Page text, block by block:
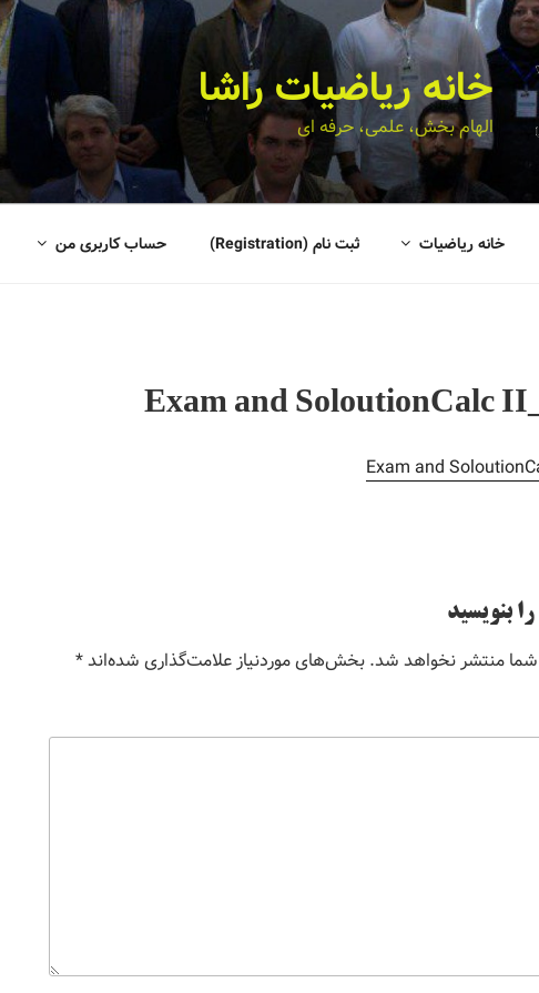
خانه ریاضیات راشا
الهام بخش، علمی، حرفه ای
خانه ریاضیات ثبت نام (Registration) حساب کاربری من
Exam and SoloutionCalc
Exam and
بنویسید
شما منتشر نخواهد شد. بخش‌های موردنیاز علامت‌گذاری شده‌اند*